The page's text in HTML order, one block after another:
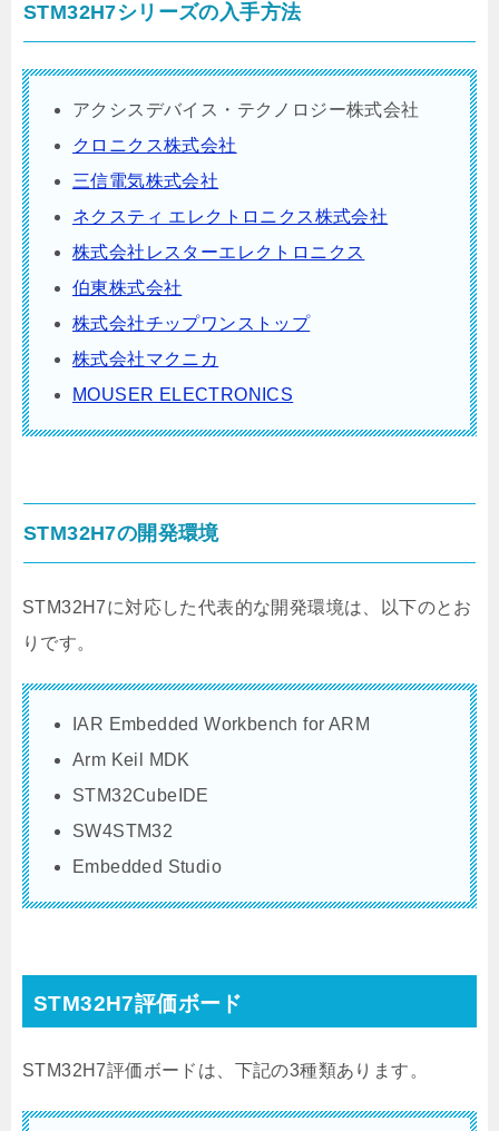
STM32H7シリーズの入手方法
アクシスデバイス・テクノロジー株式会社
クロニクス株式会社
三信電気株式会社
ネクスティ エレクトロニクス株式会社
株式会社レスターエレクトロニクス
伯東株式会社
株式会社チップワンストップ
株式会社マクニカ
MOUSER ELECTRONICS
STM32H7の開発環境
STM32H7に対応した代表的な開発環境は、以下のとお
りです。
IAR Embedded Workbench for ARM
Arm Keil MDK
STM32CubeIDE
SW4STM32
Embedded Studio
STM32H7評価ボード
STM32H7評価ボードは、下記の3種類あります。